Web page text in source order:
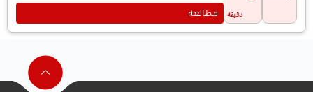
دقیقه مطالعه